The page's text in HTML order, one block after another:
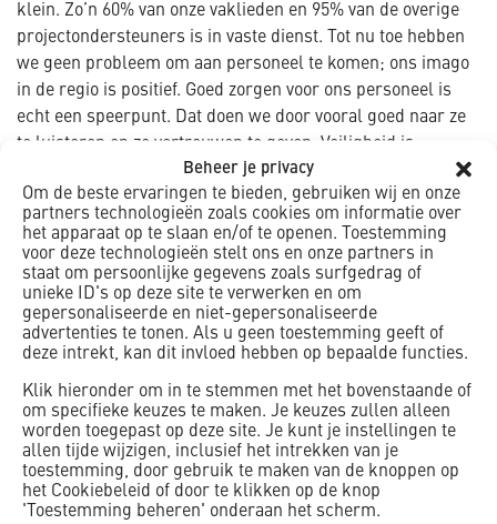
Beheer je privacy
Om de beste ervaringen te bieden, gebruiken wij en onze
partners technologieën zoals cookies om informatie over
het apparaat op te slaan en/of te openen. Toestemming
voor deze technologieën stelt ons en onze partners in
staat om persoonlijke gegevens zoals surfgedrag of
unieke ID's op deze site te verwerken en om
gepersonaliseerde en niet-gepersonaliseerde
advertenties te tonen. Als u geen toestemming geeft of
deze intrekt, kan dit invloed hebben op bepaalde functies.
Klik hieronder om in te stemmen met het bovenstaande of
om specifieke keuzes te maken. Je keuzes zullen alleen
worden toegepast op deze site. Je kunt je instellingen te
allen tijde wijzigen, inclusief het intrekken van je
toestemming, door gebruik te maken van de knoppen op
het Cookiebeleid of door te klikken op de knop
'Toestemming beheren' onderaan het scherm.
klein. Zo’n 60% van onze vaklieden en 95% van de overige
projectondersteuners is in vaste dienst. Tot nu toe hebben
we geen probleem om aan personeel te komen; ons imago
in de regio is positief. Goed zorgen voor ons personeel is
echt een speerpunt. Dat doen we door vooral goed naar ze
te luisteren en ze vertrouwen te geven. Veiligheid is
bijvoorbeeld een belangrijke factor. Voor een vakman zijn
fijne werkkleding en goede persoonlijke
beschermingsmiddelen van groot belang; die kunnen ze
zelf kiezen en bestellen wanneer ze maar willen. Datzelfde
geldt voor hun handgereedschap. Ook een goed uitgeruste
bus doet veel. Het zijn zaken die ze van ons mogen
verwachten; zo zorgen we er ook voor dat onze mensen
fluitend naar hun werk gaan.’
Werken en leren
‘Via leerwerktrajecten komen er veel jongeren binnen.
Soms amper 16 jaar, die moet je dus goed begeleiden.
Omdat een behoorlijk percentage zijn leerwerktraject niet
afmaakt, moeten we daar scherper op zijn. Wat we daarom